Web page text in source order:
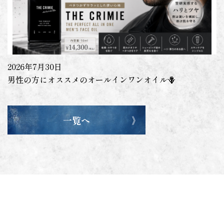
2026年7月30日
男性の方にオススメのオールインワンオイル🪻
一覧へ